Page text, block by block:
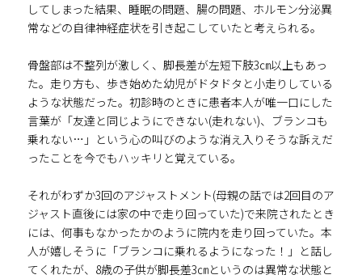
してしまった結果、睡眠の問題、腸の問題、ホルモン分泌異
常などの自律神経症状を引き起こしていたと考えられる。
骨盤部は不整列が激しく、脚長差が左短下肢3㎝以上もあっ
た。走り方も、歩き始めた幼児がドタドタと小走りしている
ような状態だった。初診時のときに患者本人が唯一口にした
言葉が「友達と同じようにできない(走れない)、ブランコも
乗れない…」という心の叫びのような消え入りそうな訴えだ
ったことを今でもハッキリと覚えている。
それがわずか3回のアジャストメント(母親の話では2回目のア
ジャスト直後には家の中で走り回っていた)で来院されたとき
には、何事もなかったかのように院内を走り回っていた。本
人が嬉しそうに「ブランコに乗れるようになった！」と話し
てくれたが、8歳の子供が脚長差3㎝というのは異常な状態と